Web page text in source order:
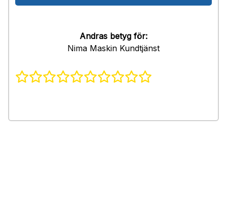
Andras betyg för:
Nima Maskin Kundtjänst